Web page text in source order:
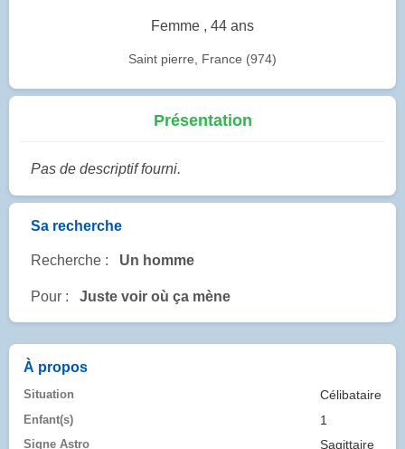
Femme , 44 ans
Saint pierre, France (974)
Présentation
Pas de descriptif fourni.
Sa recherche
Recherche : Un homme
Pour : Juste voir où ça mène
À propos
Situation Célibataire
Enfant(s) 1
Signe Astro Sagittaire